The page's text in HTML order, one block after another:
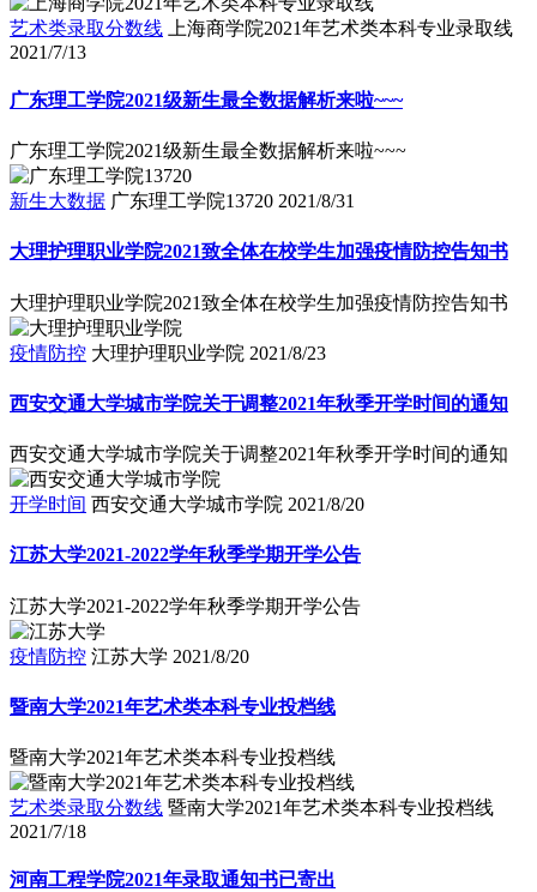
艺术类录取分数线
上海商学院2021年艺术类本科专业录取线
2021/7/13
广东理工学院2021级新生最全数据解析来啦~~~
广东理工学院2021级新生最全数据解析来啦~~~
新生大数据 广东理工学院13720 2021/8/31
大理护理职业学院2021致全体在校学生加强疫情防控告知书
大理护理职业学院2021致全体在校学生加强疫情防控告知书
疫情防控 大理护理职业学院 2021/8/23
西安交通大学城市学院关于调整2021年秋季开学时间的通知
西安交通大学城市学院关于调整2021年秋季开学时间的通知
开学时间 西安交通大学城市学院 2021/8/20
江苏大学2021-2022学年秋季学期开学公告
江苏大学2021-2022学年秋季学期开学公告
疫情防控 江苏大学 2021/8/20
暨南大学2021年艺术类本科专业投档线
暨南大学2021年艺术类本科专业投档线
艺术类录取分数线 暨南大学2021年艺术类本科专业投档线
2021/7/18
河南工程学院2021年录取通知书已寄出